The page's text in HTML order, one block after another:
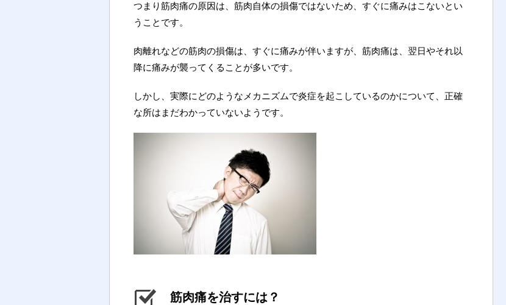
つまり筋肉痛の原因は、筋肉自体の損傷ではないため、すぐに痛みはこないとい
うことです。
肉離れなどの筋肉の損傷は、すぐに痛みが伴いますが、筋肉痛は、翌日やそれ以
降に痛みが襲ってくることが多いです。
しかし、実際にどのようなメカニズムで炎症を起こしているのかについて、正確
な所はまだわかっていないようです。
筋肉痛を治すには？